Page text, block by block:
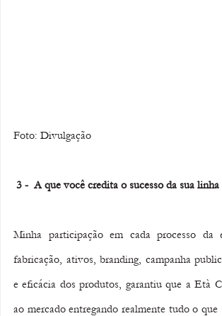
Foto: Divulgação
3 -  A que você credita o sucesso da sua
Minha participação em cada processo da
fabricação, ativos, branding, campanha
e eficácia dos produtos, garantiu que a Età
ao mercado entregando realmente tudo o que